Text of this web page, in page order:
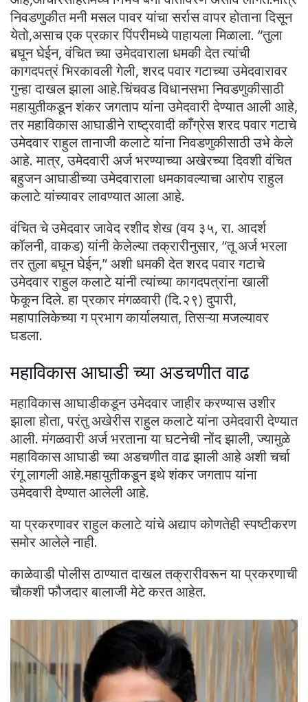
निवडणुकीत मनी मसल पावर यांचा सर्रास वापर होताना दिसून
येतो,असाच एक प्रकार पिंपरीमध्ये पाहायला मिळाला. “तुला
बघून घेईन, वंचित च्या उमेदवाराला धमकी देत त्यांची
कागदपत्रं भिरकावली गेली, शरद पवार गटाच्या उमेदवारावर
गुन्हा दाखल झाला आहे.चिंचवड विधानसभा निवडणुकीसाठी
महायुतीकडून शंकर जगताप यांना उमेदवारी देण्यात आली आहे,
तर महाविकास आघाडीने राष्ट्रवादी काँग्रेस शरद पवार गटाचे
उमेदवार राहुल तानाजी कलाटे यांना निवडणुकीसाठी उभे केले
आहे. मात्र, उमेदवारी अर्ज भरण्याच्या अखेरच्या दिवशी वंचित
बहुजन आघाडीच्या उमेदवाराला धमकावल्याचा आरोप राहुल
कलाटे यांच्यावर लावण्यात आला आहे.
वंचित चे उमेदवार जावेद रशीद शेख (वय ३५, रा. आदर्श
कॉलनी, वाकड) यांनी केलेल्या तक्रारीनुसार, “तू अर्ज भरला
तर तुला बघून घेईन,” अशी धमकी देत शरद पवार गटाचे
उमेदवार राहुल कलाटे यांनी त्यांच्या कागदपत्रांना खाली
फेकून दिले. हा प्रकार मंगळवारी (दि.२९) दुपारी,
महापालिकेच्या ग प्रभाग कार्यालयात, तिसऱ्या मजल्यावर
घडला.
महाविकास आघाडी च्या अडचणीत वाढ
महाविकास आघाडीकडून उमेदवार जाहीर करण्यास उशीर
झाला होता, परंतु अखेरीस राहुल कलाटे यांना उमेदवारी देण्यात
आली. मंगळवारी अर्ज भरताना या घटनेची नोंद झाली, ज्यामुळे
महाविकास आघाडी च्या अडचणीत वाढ झाली आहे अशी चर्चा
रंगू लागली आहे.महायुतीकडून इथे शंकर जगताप यांना
उमेदवारी देण्यात आलेली आहे.
या प्रकरणावर राहुल कलाटे यांचे अद्याप कोणतेही स्पष्टीकरण
समोर आलेले नाही.
काळेवाडी पोलीस ठाण्यात दाखल तक्रारीवरून या प्रकरणाची
चौकशी फौजदार बालाजी मेटे करत आहेत.